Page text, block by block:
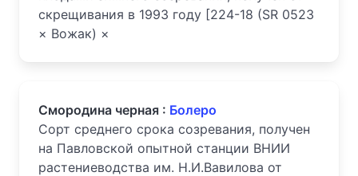
скрещивания в 1993 году [224-18 (SR 0523
× Вожак) ×
Смородина черная : Болеро
Сорт среднего срока созревания, получен
на Павловской опытной станции ВНИИ
растениеводства им. Н.И.Вавилова от